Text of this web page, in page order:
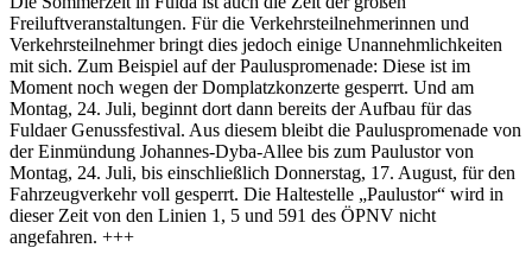
Genussfestival
gesperrt
Freiluftveranstaltungen. Für die Verkehrsteilnehmerinnen und
Verkehrsteilnehmer bringt dies jedoch einige Unannehmlichkeiten
mit sich. Zum Beispiel auf der Pauluspromenade: Diese ist im
Moment noch wegen der Domplatzkonzerte gesperrt. Und am
Montag, 24. Juli, beginnt dort dann bereits der Aufbau für das
Fuldaer Genussfestival. Aus diesem bleibt die Pauluspromenade von
der Einmündung Johannes-Dyba-Allee bis zum Paulustor von
Montag, 24. Juli, bis einschließlich Donnerstag, 17. August, für den
Fahrzeugverkehr voll gesperrt. Die Haltestelle „Paulustor“ wird in
dieser Zeit von den Linien 1, 5 und 591 des ÖPNV nicht
angefahren. +++